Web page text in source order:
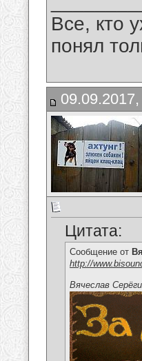
Все, кто
понял
Цитата:
Сообщение от
http://
Вячеслав